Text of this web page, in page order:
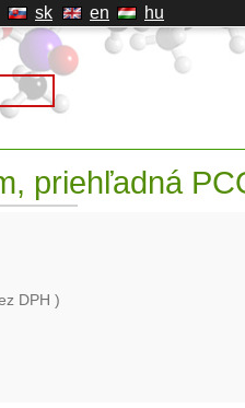
sk en hu
priehľadná
DPH )